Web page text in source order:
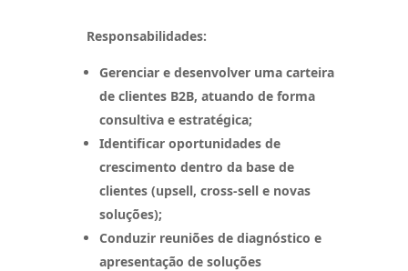
Responsabilidades:
Gerenciar e desenvolver uma carteira
de clientes B2B, atuando de forma
consultiva e estratégica;
Identificar oportunidades de
crescimento dentro da base de
clientes (upsell, cross-sell e novas
soluções);
Conduzir reuniões de diagnóstico e
apresentação de soluções